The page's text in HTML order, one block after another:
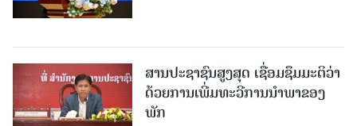
ສານປະຊາຊົນສູງສຸດ ເຊື່ອມຊຶມມະຕິວ່າ
ດ້ວຍການເພີ່ມທະວີການນຳພາຂອງ
ພັກ